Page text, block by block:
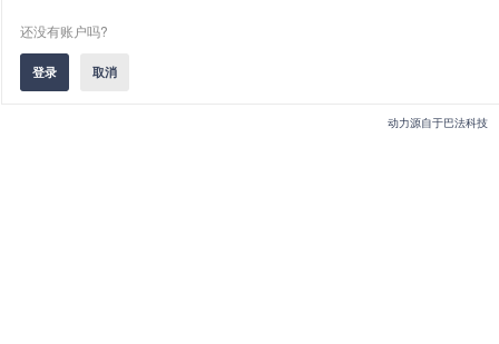
还没有账户吗?
动力源自于巴法科技